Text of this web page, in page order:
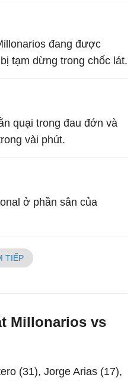
đang được
tạm dừng trong chốc lát.
quại trong đau đớn và
vài phút.
ở phần sân của
TIẾP
Millonarios vs
(31), Jorge Arias (17),